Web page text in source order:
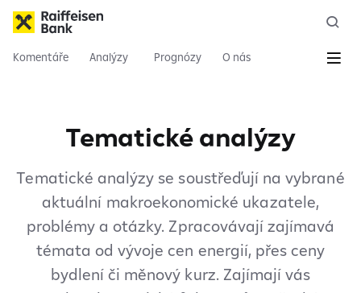
Komentáře Analýzy Prognózy O nás
Tematické analýzy
Tematické analýzy se soustřeďují na vybrané
aktuální makroekonomické ukazatele,
problémy a otázky. Zpracovávají zajímavá
témata od vývoje cen energií, přes ceny
bydlení či měnový kurz. Zajímají vás